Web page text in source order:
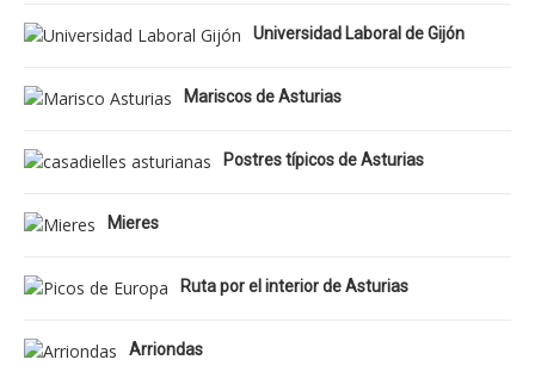
Universidad Laboral de Gijón
Mariscos de Asturias
Postres típicos de Asturias
Mieres
Ruta por el interior de Asturias
Arriondas